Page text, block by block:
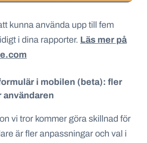
kunna använda upp till fem
i dina rapporter. Läs mer på
i mobilen (beta): fler
vi tror kommer göra skillnad för
är fler anpassningar och val i